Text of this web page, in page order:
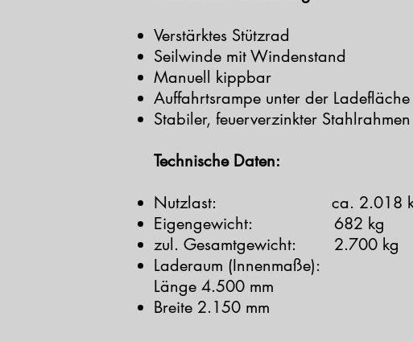
Verstärktes Stützrad
Seilwinde mit Windenstand
Manuell kippbar
Auffahrtsrampe unter der Ladefläche
Stabiler, feuerverzinkter Stahlrahmen
Technische Daten:
Nutzlast: ca. 2.018
Eigengewicht: 682 kg
zul. Gesamtgewicht: 2.700 kg
Laderaum (Innenmaße):
Länge 4.500 mm
Breite 2.150 mm